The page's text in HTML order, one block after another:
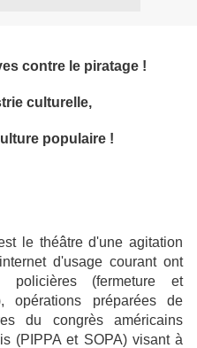
contre le piratage !
culturelle,
populaire !
le théâtre d'une agitation
d'usage courant ont
(fermeture et
opérations préparées de
du congrès américains
(PIPPA et SOPA) visant à